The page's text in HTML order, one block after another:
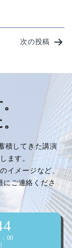
次の投稿
積してきた講演
ます。
イメージなど、
にご連絡くださ
00